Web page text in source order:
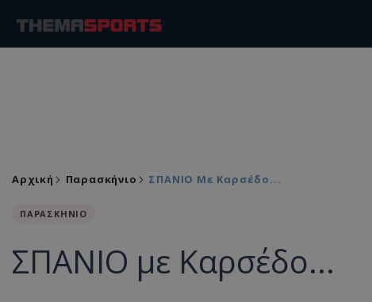
Αρχική Παρασκήνιο ΣΠΑΝΙΟ Με Καρσέδο...
ΠΑΡΑΣΚΗΝΙΟ
ΣΠΑΝΙΟ με Καρσέδο...